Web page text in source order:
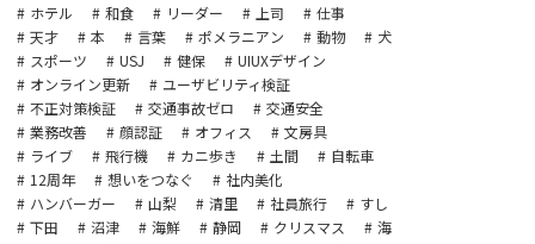
ホテル
和食 リーダー 上司
仕事
天才
本 言葉 ポメラニアン 動物
犬
スポーツ
USJ 健保
UIUXデザイン
オンライン更新
ユーザビリティ検証
不正対策検証
交通事故ゼロ
交通安全
業務改善
顔認証 オフィス
文房具
ライブ
飛行機 カニ歩き 土間
自転車
12周年
想いをつなぐ
社内美化
ハンバーガー
山梨 清里 社員旅行
すし
下田
沼津 海鮮 静岡 クリスマス
海